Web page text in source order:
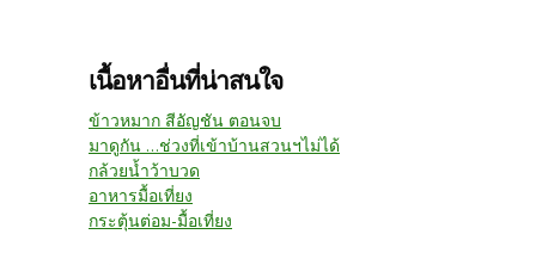
เนื้อหาอื่นที่น่าสนใจ
ข้าวหมาก สีอัญชัน ตอนจบ
มาดูกัน ...ช่วงที่เข้าบ้านสวนฯไม่ได้
กล้วยน้ำว้าบวด
อาหารมื้อเที่ยง
กระตุ้นต่อม-มื้อเที่ยง